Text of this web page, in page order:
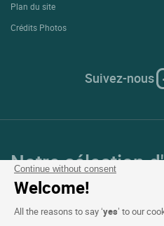
Continue without consent
Welcome!
All the reasons to say ‘yes’ to our
Plan du site
Crédits Photos
Suivez-nous
Notre sélection
et en Europe